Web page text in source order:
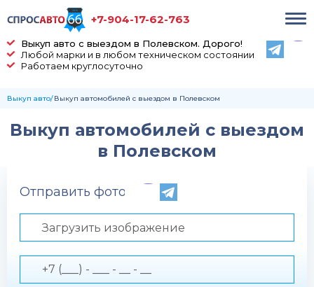
Выкуп авто с выездом в Полевском. Дорого!
Любой марки и в любом техническом состоянии
Работаем круглосуточно
+7-904-17-62-763
Выкуп авто Выкуп автомобилей с выездом в Полевском
Выкуп автомобилей с выездом
в Полевском
Отправить фото по телефону
Загрузить изображение